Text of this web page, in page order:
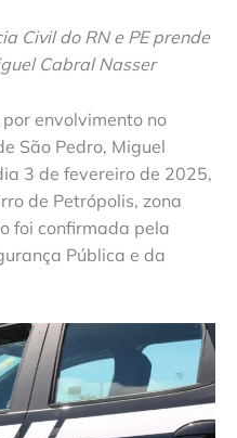
Civil do RN e PE prende
Cabral Nasser
envolvimento no
São Pedro, Miguel
3 de fevereiro de 2025,
de Petrópolis, zona
foi confirmada pela
Pública e da